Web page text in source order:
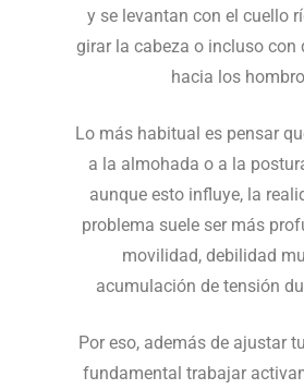
y se levantan con el cuello
girar la cabeza o incluso con
hacia los
Lo más habitual es pensar
a la almohada o a la
aunque esto influye, la
problema suele ser más
movilidad, debilidad
acumulación de tensión
Por eso, además de ajustar
fundamental trabajar